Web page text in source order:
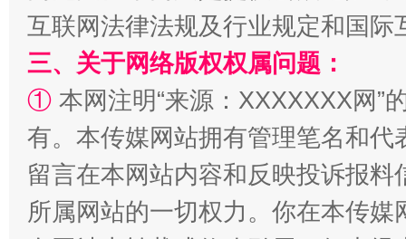
阿坝州三大球赛在茂县开幕 规模
互联网法律法规及行业规定和国
三、关于网络版权权属问题：
① 本网注明“来源：XXXXXXX网”
有。本传媒网站拥有管理笔名和
留言在本网站内容和反映投诉报
所属网站的一切权力。你在本传